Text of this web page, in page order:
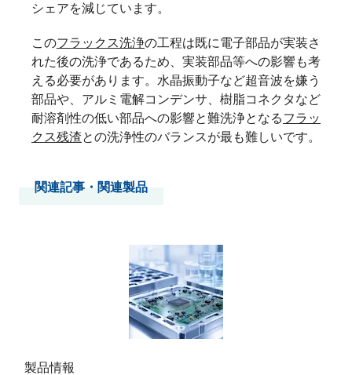
シェアを減じています。
このフラックス洗浄の工程は既に電子部品が実装さ
れた後の洗浄であるため、実装部品等への影響も考
える必要があります。水晶振動子など超音波を嫌う
部品や、アルミ電解コンデンサ、樹脂コネクタなど
耐溶剤性の低い部品への影響と難洗浄となるフラッ
クス残渣との洗浄性のバランスが最も難しいです。
関連記事・関連製品
製品情報